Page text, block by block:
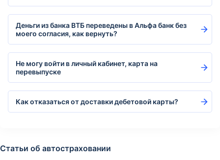
Деньги из банка ВТБ переведены в Альфа банк без
моего согласия, как вернуть?
Не могу войти в личный кабинет, карта на
перевыпуске
Как отказаться от доставки дебетовой карты?
Статьи об автостраховании